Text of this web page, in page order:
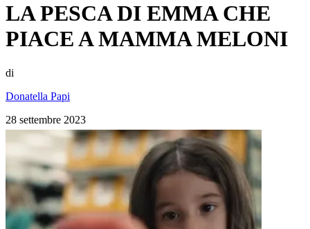
LA PESCA DI EMMA CHE
PIACE A MAMMA MELONI
di
Donatella Papi
28 settembre 2023